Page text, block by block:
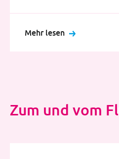
Mehr lesen
Zum und vom